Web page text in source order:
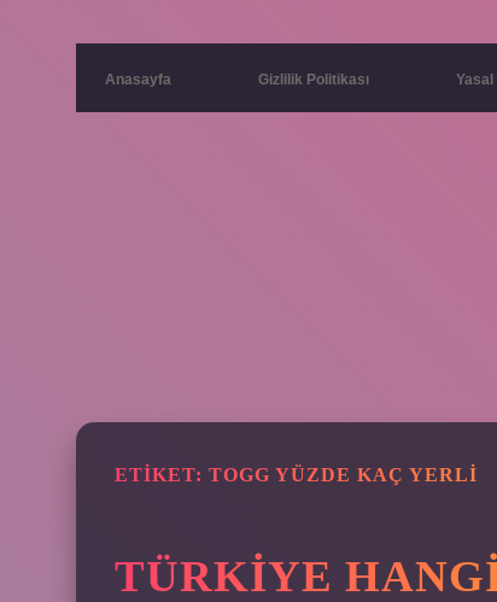
Anasayfa Gizlilik Politikası Yasal
ETIKET: TOGG YÜZDE KAÇ YERLI
TÜRKIYE